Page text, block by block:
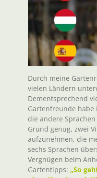
Durch meine
vielen Ländern
Dementsprechend
Gartenfreunde
die andere
Grund genug, zwei
aufzunehmen, die
sechs Sprachen
Vergnügen beim
Gartentipps: „So